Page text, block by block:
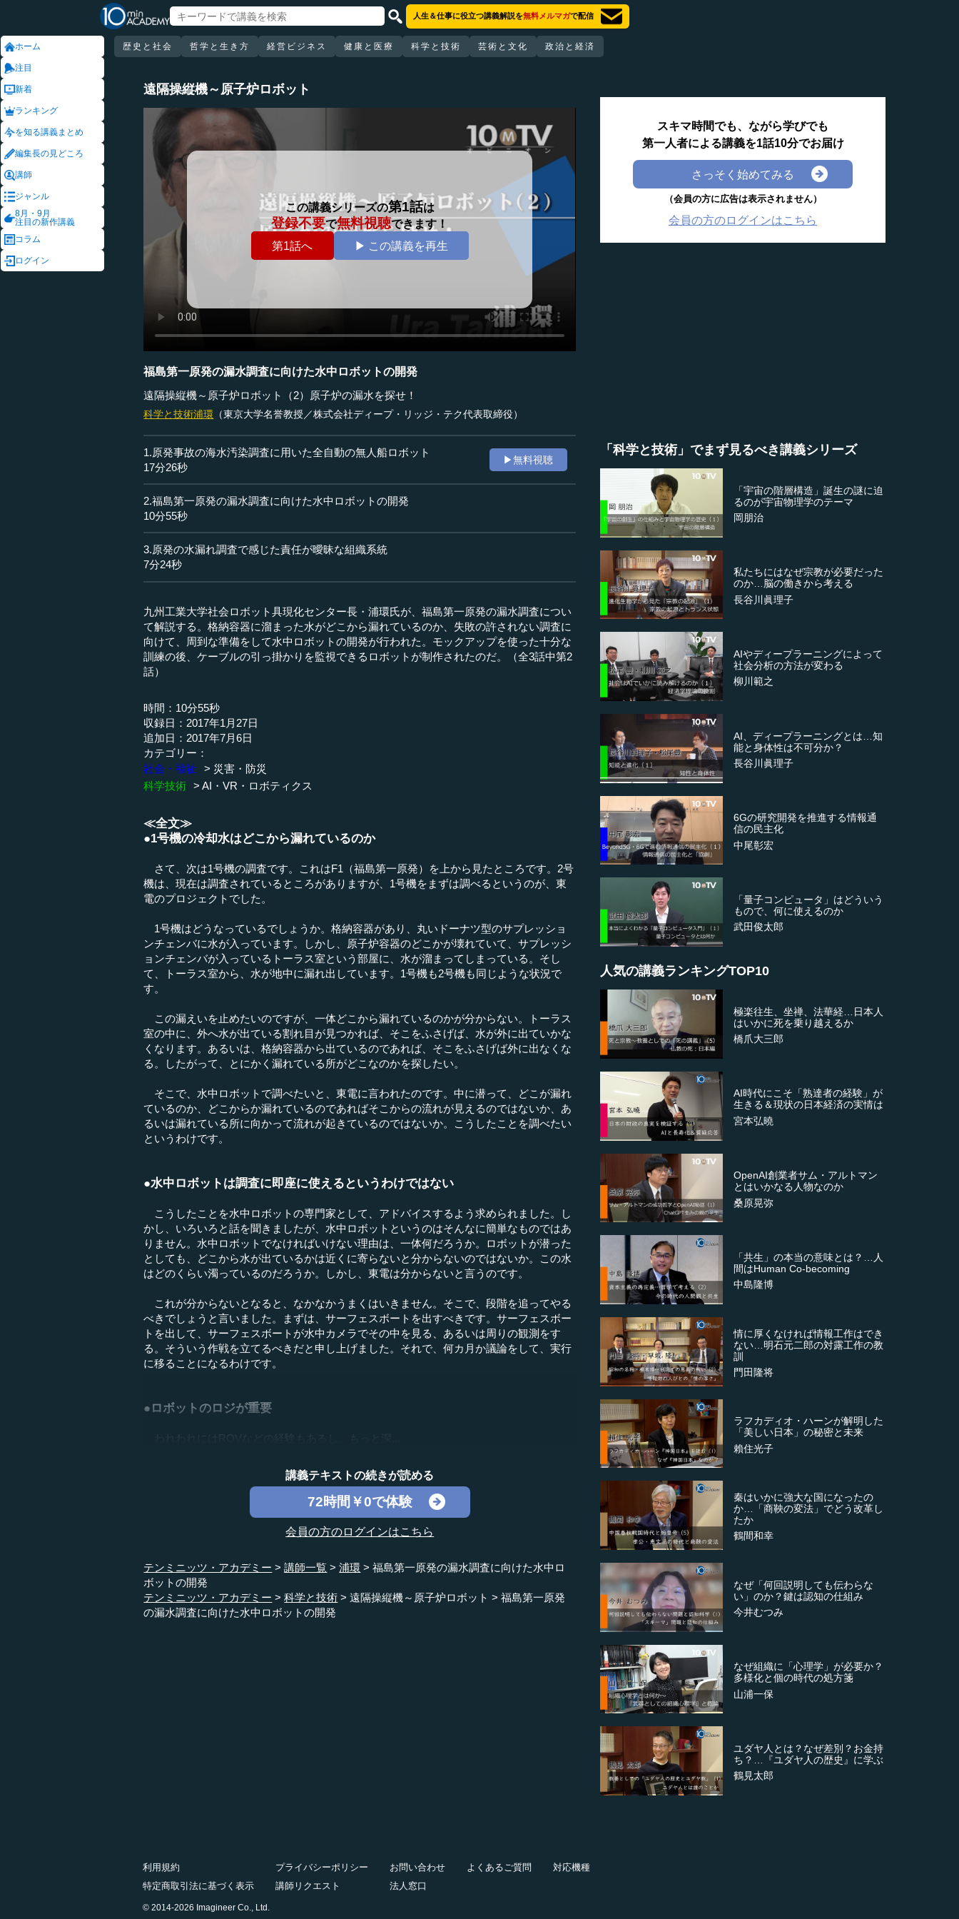
ホーム
注目
新着
ランキング
を知る講義まとめ
編集長の見どころ
講師
ジャンル
8月・9月
注目の新作講義
コラム
ログイン
人生＆仕事に役立つ講義解説を無料メルマガで配信
歴史と社会 哲学と生き方 経営ビジネス 健康と医療 科学と技術 芸術と文化 政治と経済
遠隔操縦機～原子炉ロボット
この講義シリーズの第1話は
登録不要で無料視聴できます！
第1話へ
▶ この講義を再生
福島第一原発の漏水調査に向けた水中ロボットの開発
遠隔操縦機～原子炉ロボット（2）原子炉の漏水を探せ！
科学と技術浦環 （東京大学名誉教授／株式会社ディープ・リッジ・テク代表取締役）
1.原発事故の海水汚染調査に用いた全自動の無人船ロボット
17分26秒
▶無料視聴
2.福島第一原発の漏水調査に向けた水中ロボットの開発
10分55秒
3.原発の水漏れ調査で感じた責任が曖昧な組織系統
7分24秒
九州工業大学社会ロボット具現化センター長・浦環氏が、福島第一原発の漏水調査につい
て解説する。格納容器に溜まった水がどこから漏れているのか、失敗の許されない調査に
向けて、周到な準備をして水中ロボットの開発が行われた。モックアップを使った十分な
訓練の後、ケーブルの引っ掛かりを監視できるロボットが制作されたのだ。（全3話中第2
話）
時間：10分55秒
収録日：2017年1月27日
追加日：2017年7月6日
カテゴリー：
社会・福祉
災害・防災
科学技術
AI・VR・ロボティクス
≪全文≫
●1号機の冷却水はどこから漏れているのか
さて、次は1号機の調査です。これはF1（福島第一原発）を上から見たところです。2号
機は、現在は調査されているところがありますが、1号機をまずは調べるというのが、東
電のプロジェクトでした。
1号機はどうなっているでしょうか。格納容器があり、丸いドーナツ型のサプレッショ
ンチェンバに水が入っています。しかし、原子炉容器のどこかが壊れていて、サプレッシ
ョンチェンバが入っているトーラス室という部屋に、水が溜まってしまっている。そし
て、トーラス室から、水が地中に漏れ出しています。1号機も2号機も同じような状況で
す。
この漏えいを止めたいのですが、一体どこから漏れているのかが分からない。トーラス
室の中に、外へ水が出ている割れ目が見つかれば、そこをふさげば、水が外に出ていかな
くなります。あるいは、格納容器から出ているのであれば、そこをふさげば外に出なくな
る。したがって、とにかく漏れている所がどこなのかを探したい。
そこで、水中ロボットで調べたいと、東電に言われたのです。中に潜って、どこが漏れ
ているのか、どこからか漏れているのであればそこからの流れが見えるのではないか、あ
るいは漏れている所に向かって流れが起きているのではないか。こうしたことを調べたい
というわけです。
●水中ロボットは調査に即座に使えるというわけではない
こうしたことを水中ロボットの専門家として、アドバイスするよう求められました。し
かし、いろいろと話を聞きましたが、水中ロボットというのはそんなに簡単なものではあ
りません。水中ロボットでなければいけない理由は、一体何だろうか。ロボットが潜った
としても、どこから水が出ているかは近くに寄らないと分からないのではないか。この水
はどのくらい濁っているのだろうか。しかし、東電は分からないと言うのです。
これが分からないとなると、なかなかうまくはいきません。そこで、段階を追ってやる
べきでしょうと言いました。まずは、サーフェスボートを出すべきです。サーフェスボー
トを出して、サーフェスボートが水中カメラでその中を見る、あるいは周りの観測をす
る。そういう作戦を立てるべきだと申し上げました。それで、何カ月か議論をして、実行
に移ることになるわけです。
●ロボットのロジが重要
講義テキストの続きが読める
72時間￥0で体験
会員の方のログインはこちら
テンミニッツ・アカデミー 講師一覧 浦環
福島第一原発の漏水調査に向けた水中ロ
ボットの開発
テンミニッツ・アカデミー
科学と技術 遠隔操縦機～原子炉ロボット
福島第一原発
の漏水調査に向けた水中ロボットの開発
スキマ時間でも、ながら学びでも
第一人者による講義を1話10分でお届け
さっそく始めてみる
（会員の方に広告は表示されません）
会員の方のログインはこちら
「科学と技術」でまず見るべき講義シリーズ
「宇宙の階層構造」誕生の謎に迫
るのが宇宙物理学のテーマ
岡朋治
私たちにはなぜ宗教が必要だった
のか…脳の働きから考える
長谷川眞理子
AIやディープラーニングによって
社会分析の方法が変わる
柳川範之
AI、ディープラーニングとは…知
能と身体性は不可分か？
長谷川眞理子
6Gの研究開発を推進する情報通
信の民主化
中尾彰宏
「量子コンピュータ」はどういう
もので、何に使えるのか
武田俊太郎
人気の講義ランキングTOP10
極楽往生、坐禅、法華経…日本人
はいかに死を乗り越えるか
橋爪大三郎
AI時代にこそ「熟達者の経験」が
生きる＆現状の日本経済の実情は
宮本弘曉
OpenAI創業者サム・アルトマン
とはいかなる人物なのか
桑原晃弥
「共生」の本当の意味とは？…人
間はHuman Co-becoming
中島隆博
情に厚くなければ情報工作はでき
ない…明石元二郎の対露工作の教
訓
門田隆将
ラフカディオ・ハーンが解明した
「美しい日本」の秘密と未来
賴住光子
秦はいかに強大な国になったの
か…「商鞅の変法」でどう改革し
たか
鶴間和幸
なぜ「何回説明しても伝わらな
い」のか？鍵は認知の仕組み
今井むつみ
なぜ組織に「心理学」が必要か？
多様化と個の時代の処方箋
山浦一保
ユダヤ人とは？なぜ差別？お金持
ち？…『ユダヤ人の歴史』に学ぶ
鶴見太郎
利用規約 プライバシーポリシー お問い合わせ よくあるご質問
対応機種
特定商取引法に基づく表示
講師リクエスト 法人窓口
© 2014-2026 Imagineer Co., Ltd.